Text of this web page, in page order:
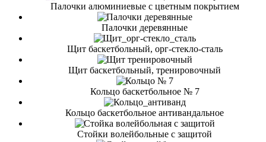
Палочки алюминиевые с цветным покрытием
Палочки деревянные
Щит баскетбольный, орг-стекло-сталь
Щит баскетбольный, тренировочный
Кольцо баскетбольное № 7
Кольцо баскетбольное антивандальное
Стойки волейбольные с защитой